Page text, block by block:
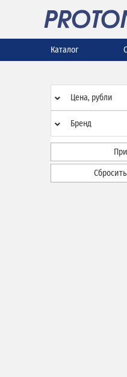
Каталог
Цена, рубли
Бренд